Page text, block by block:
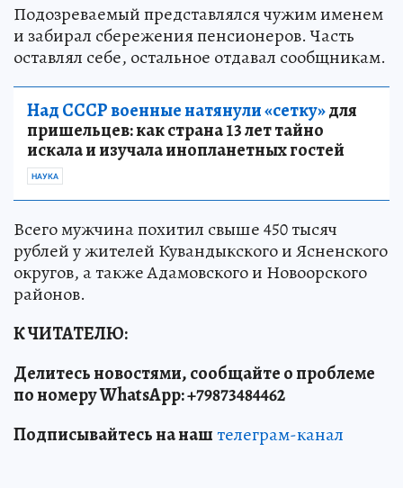
Подозреваемый представлялся чужим именем
и забирал сбережения пенсионеров. Часть
оставлял себе, остальное отдавал сообщникам.
Над СССР военные натянули «сетку»для
пришельцев: как страна 13 лет тайно
искала и изучала инопланетных гостей
НАУКА
Всего мужчина похитил свыше 450 тысяч
рублей у жителей Кувандыкского и Ясненского
округов, а также Адамовского и Новоорского
районов.
К ЧИТАТЕЛЮ:
Делитесь новостями, сообщайте о проблеме
по номеру WhatsApp: +79873484462
Подписывайтесь на наштелеграм-канал